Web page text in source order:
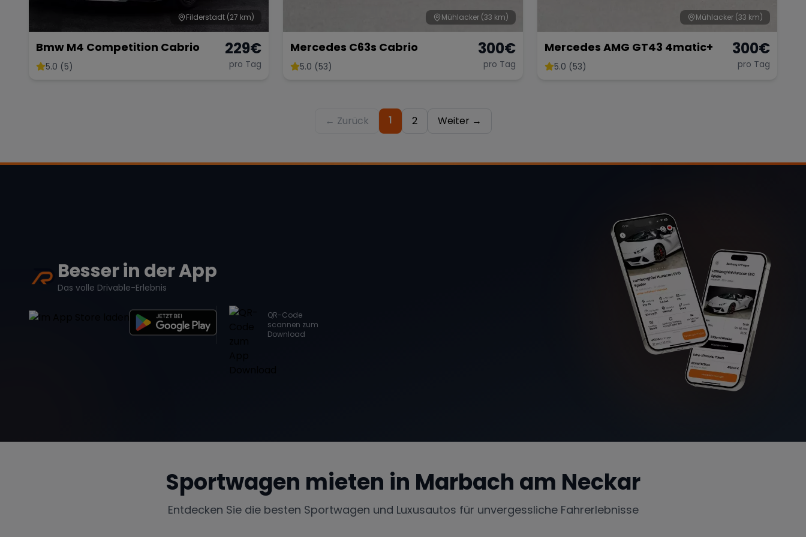
Filderstadt (27 km)
Bmw M4 Competition Cabrio
5.0 (5)
229€
pro Tag
Mühlacker (33 km)
Mercedes C63s Cabrio
5.0 (53)
300€
pro Tag
Mühlacker (33 km)
Mercedes AMG GT43 4matic+
5.0 (53)
300€
pro Tag
← Zurück 1 2 Weiter →
Besser in der App
Das volle Drivable-Erlebnis
QR-Code
scannen zum
Download
Sportwagen mieten in Marbach am Neckar
Entdecken Sie die besten Sportwagen und Luxusautos für unvergessliche Fahrerlebnisse